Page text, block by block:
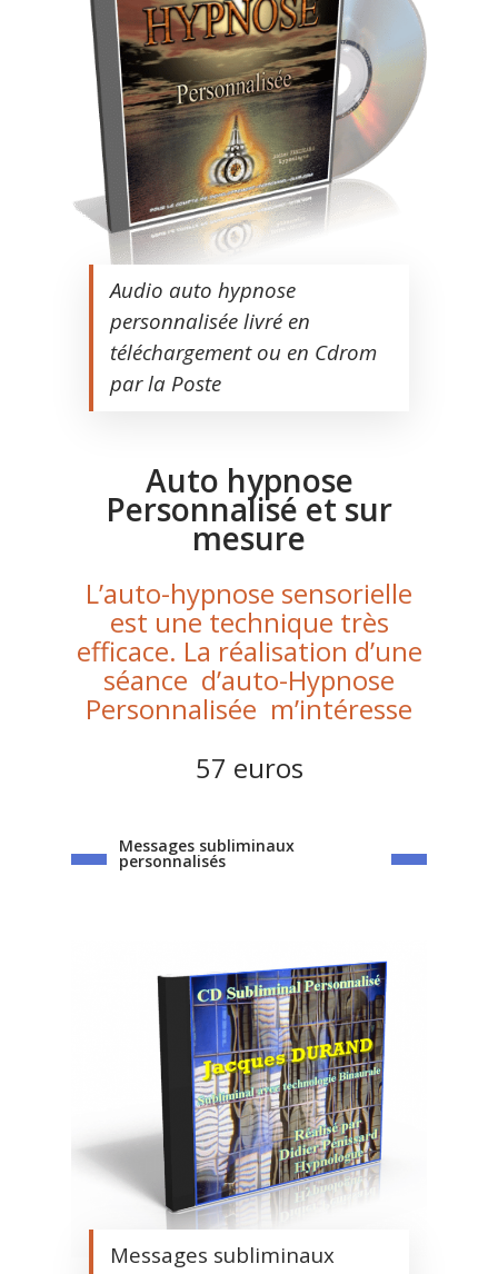
Audio auto hypnose
personnalisée livré en
téléchargement ou en Cdrom
par la Poste
Auto hypnose
Personnalisé et sur
mesure
L’auto-hypnose sensorielle
est une technique très
efficace. La réalisation d’une
séance d’auto-Hypnose
Personnalisée m’intéresse
57 euros
Messages subliminaux
personnalisés
Messages subliminaux